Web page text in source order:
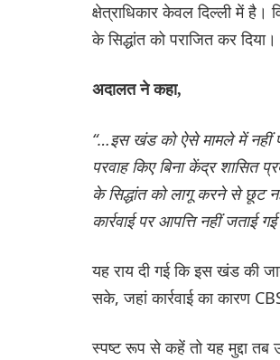
क्षेत्राधिकार केवल दिल्ली में है।
के सिद्धांत को पराजित कर दिया।
अदालत ने कहा,
“…इस खंड को ऐसे मामले में नहीं
परवाह किए बिना केंद्र शासित
के सिद्धांत को लागू करने से छूट
कार्रवाई पर आपत्ति नहीं जताई
यह राय दी गई कि इस खंड की
सके, जहां कार्रवाई का कारण
स्पष्ट रूप से कहें तो यह मुद्दा